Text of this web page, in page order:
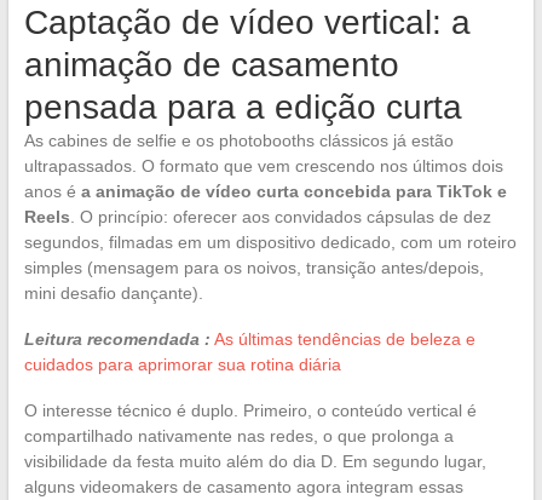
Captação de vídeo vertical: a
animação de casamento
pensada para a edição curta
As cabines de selfie e os photobooths clássicos já estão
ultrapassados. O formato que vem crescendo nos últimos dois
anos é a animação de vídeo curta concebida para TikTok e
Reels . O princípio: oferecer aos convidados cápsulas de dez
segundos, filmadas em um dispositivo dedicado, com um roteiro
simples (mensagem para os noivos, transição antes/depois,
mini desafio dançante).
Leitura recomendada : As últimas tendências de beleza e
cuidados para aprimorar sua rotina diária
O interesse técnico é duplo. Primeiro, o conteúdo vertical é
compartilhado nativamente nas redes, o que prolonga a
visibilidade da festa muito além do dia D. Em segundo lugar,
alguns videomakers de casamento agora integram essas